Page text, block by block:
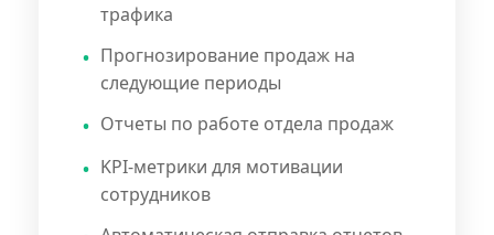
трафика
Прогнозирование продаж на
следующие периоды
Отчеты по работе отдела продаж
KPI-метрики для мотивации
сотрудников